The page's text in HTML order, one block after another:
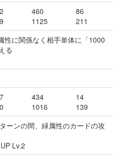
460
1125
86
211
性に関係なく相手単体に「1000
る
434
1016
14
139
ーンの間、緑属性のカードの攻
Lv.2